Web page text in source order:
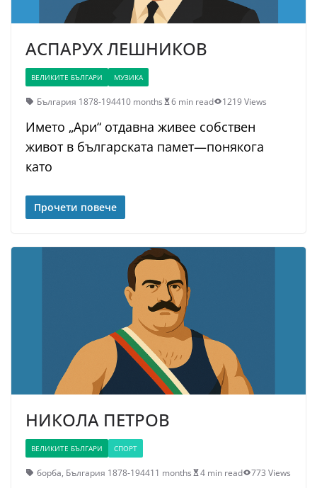
АСПАРУХ ЛЕШНИКОВ
ВЕЛИКИТЕ БЪЛГАРИ МУЗИКА
България 1878-194410 months 6 min read 1219 Views
Името „Ари“ отдавна живее собствен
живот в българската памет—понякога
като
Прочети повече
НИКОЛА ПЕТРОВ
ВЕЛИКИТЕ БЪЛГАРИ СПОРТ
борба, България 1878-194411 months 4 min read 773 Views